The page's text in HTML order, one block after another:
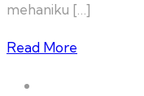
mehaniku […]
Read More